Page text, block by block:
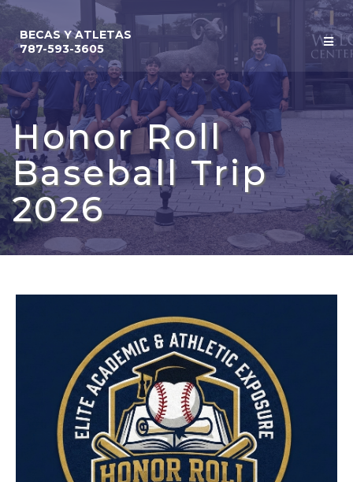
BECAS Y ATLETAS
787-593-3605
Honor Roll
Baseball Trip
2026